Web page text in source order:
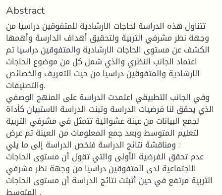
Abstract
تتناول هذه الدراسة لحاجات الارشادية للمتفوقين دراسيا من
وجهة نظر مشرفي التربية ولتحقيق أهداف الدارسة وأهمها
الكشف عن مستوى الحاجات الارشادية والمتفوقين دراسيا تم
اعتماد الجانب النظري والذي شمل كل من موضوع الحاجات
الارشادية والمتفوقين دراسيا من حيث التعريف والخصائص
والتصنيفات.
وفي الجانب التطبيقي اعتمدت الدراسة على المنهج الوصفي
الذي يحقق لنا فرضيات الدراسة وتبنت الدراسة الاستبيان كأداة
لجمع البيانات من عينة عشوائية تتمثل في مشرفي التربية
لتعليم المتوسط وبعد جمع المعلومات من العينة تم عرض
ومناقشة نتائج الدراسة فلخص الدراسة إلى ما يلي :
عدم تحقق الفرضية الأولى والتي تقول أن مستوى الحاجات
الاجتماعية لدى المتفوقين دراسيا من وجهة نظر مشرفي
التربية مرتفع في حين أثبتت نتائج الدراسة أن مستوى الحاجات